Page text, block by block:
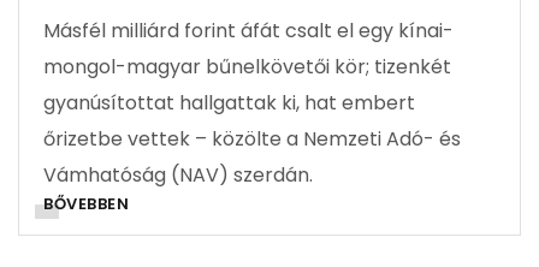
Másfél milliárd forint áfát csalt el egy kínai-
mongol-magyar bűnelkövetői kör; tizenkét
gyanúsítottat hallgattak ki, hat embert
őrizetbe vettek – közölte a Nemzeti Adó- és
Vámhatóság (NAV) szerdán.
BŐVEBBEN